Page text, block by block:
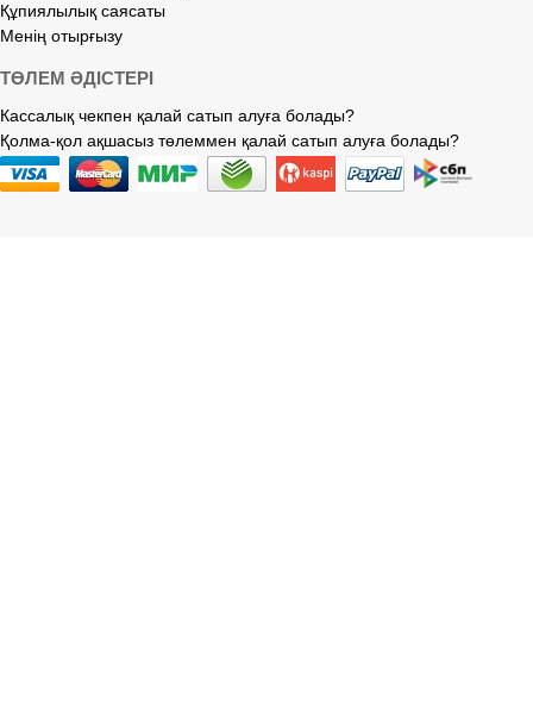
Құпиялылық саясаты
Менің отырғызу
ТӨЛЕМ ӘДІСТЕРІ
Кассалық чекпен қалай сатып алуға болады?
Қолма-қол ақшасыз төлеммен қалай сатып алуға болады?